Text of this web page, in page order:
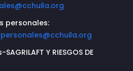
personales:
Y RIESGOS DE